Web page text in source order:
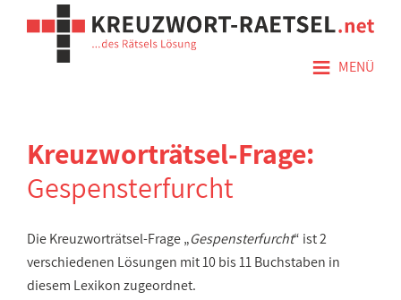
≡ MENÜ
Kreuzworträtsel-Frage:
Gespensterfurcht
Die Kreuzworträtsel-Frage „Gespensterfurcht“ ist 2
verschiedenen Lösungen mit 10 bis 11 Buchstaben in
diesem Lexikon zugeordnet.